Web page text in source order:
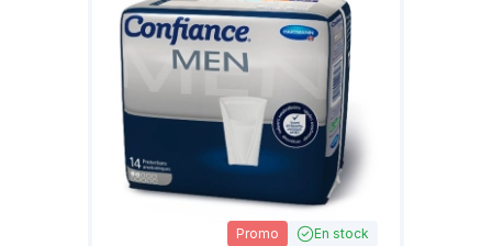
Promo En stock